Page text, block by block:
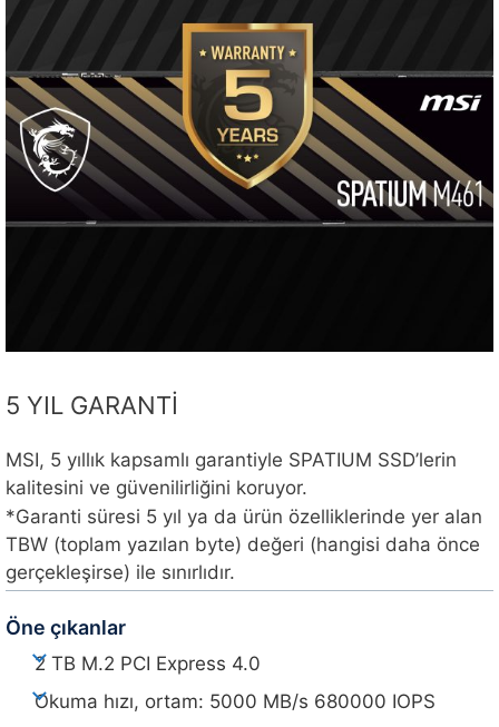
5 YIL GARANTİ
MSI, 5 yıllık kapsamlı garantiyle SPATIUM SSD’lerin
kalitesini ve güvenilirliğini koruyor.
*Garanti süresi 5 yıl ya da ürün özelliklerinde yer alan
TBW (toplam yazılan byte) değeri (hangisi daha önce
gerçekleşirse) ile sınırlıdır.
Öne çıkanlar
2 TB M.2 PCI Express 4.0
Okuma hızı, ortam: 5000 MB/s 680000 IOPS